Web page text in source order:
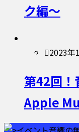
ク編〜
2023年
第42回！
Apple